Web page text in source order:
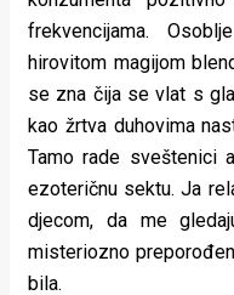
frekvencijama.
hirovitom magijom
se zna čija se vlat s
kao žrtva duhovima
Tamo rade sveštenici
ezoteričnu sektu. Ja
djecom, da me
misteriozno
bila.